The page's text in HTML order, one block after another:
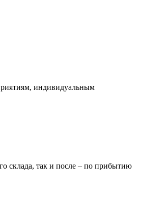
индивидуальным
склада, так и после – по прибытию